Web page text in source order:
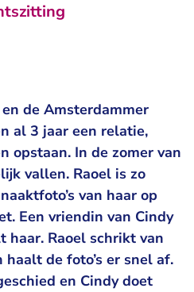
de Amsterdammer
al 3 jaar een relatie,
opstaan. In de zomer van
vallen. Raoel is zo
van haar op
Een vriendin van Cindy
haar. Raoel schrikt van
de foto’s er snel af.
en Cindy doet